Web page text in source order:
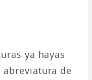
ya hayas
abreviatura de